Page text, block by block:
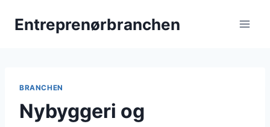
Entreprenørbranchen
BRANCHEN
Nybyggeri og